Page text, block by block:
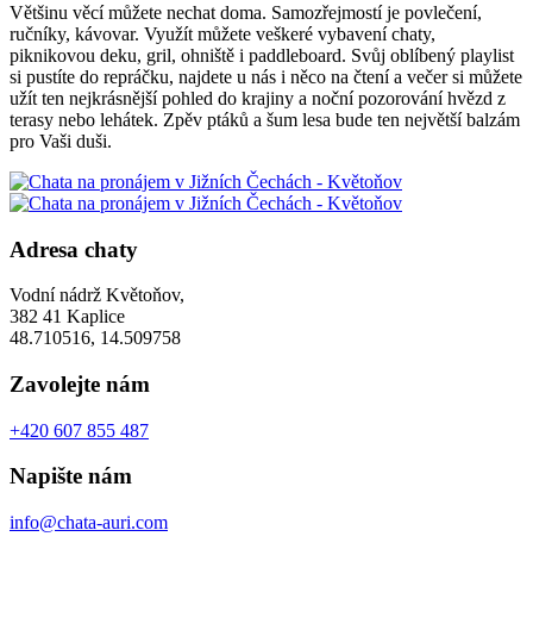
Většinu věcí můžete nechat doma. Samozřejmostí je povlečení,
ručníky, kávovar. Využít můžete veškeré vybavení chaty,
piknikovou deku, gril, ohniště i paddleboard. Svůj oblíbený playlist
si pustíte do repráčku, najdete u nás i něco na čtení a večer si můžete
užít ten nejkrásnější pohled do krajiny a noční pozorování hvězd z
terasy nebo lehátek. Zpěv ptáků a šum lesa bude ten největší balzám
pro Vaši duši.
Adresa chaty
Vodní nádrž Květoňov,
382 41 Kaplice
48.710516, 14.509758
Zavolejte nám
+420 607 855 487
Napište nám
info@chata-auri.com